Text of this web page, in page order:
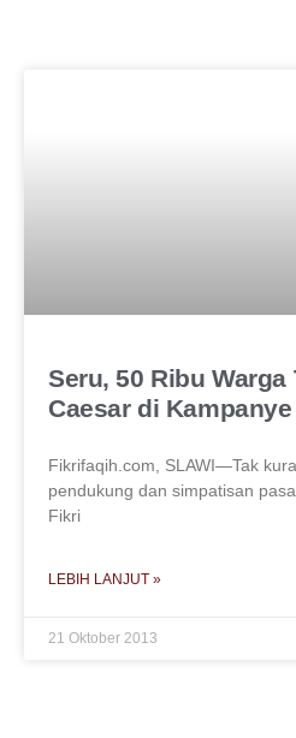
Seru, 50 Ribu Warga
Caesar di
Fikrifaqih.com, SLAWI—Tak
pendukung dan simpatisan
Fikri
LEBIH LANJUT »
21 Oktober 2013